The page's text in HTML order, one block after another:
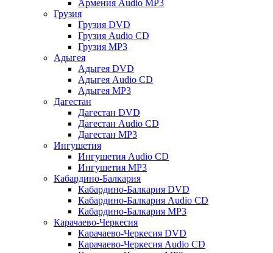
Армения Audio MP3
Грузия
Грузия DVD
Грузия Audio CD
Грузия MP3
Адыгея
Адыгея DVD
Адыгея Audio CD
Адыгея MP3
Дагестан
Дагестан DVD
Дагестан Audio CD
Дагестан MP3
Ингушетия
Ингушетия Audio CD
Ингушетия MP3
Кабардино-Балкария
Кабардино-Балкария DVD
Кабардино-Балкария Audio CD
Кабардино-Балкария MP3
Карачаево-Черкесия
Карачаево-Черкесия DVD
Карачаево-Черкесия Audio CD